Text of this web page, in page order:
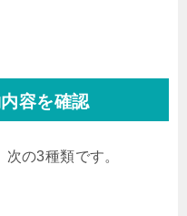
容を確認
の3種類です。